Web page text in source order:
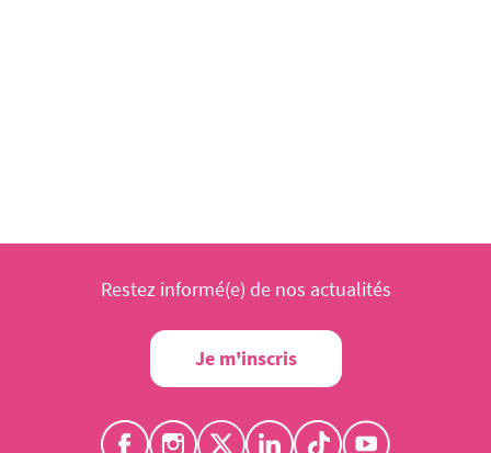
Restez informé(e) de nos actualités
Je m'inscris